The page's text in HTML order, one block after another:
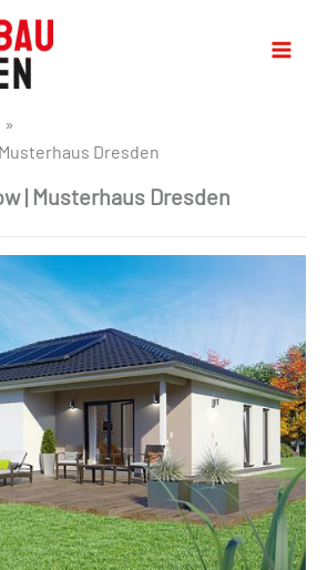
Dresden
| Musterhaus Dresden